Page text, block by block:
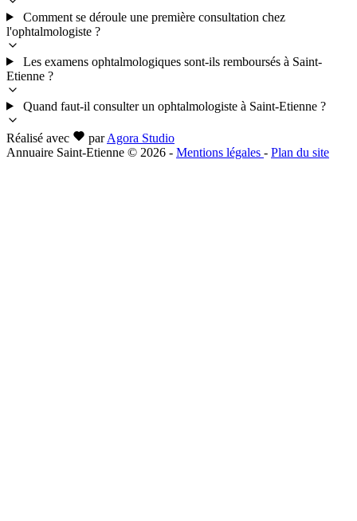
Comment se déroule une première consultation chez
l'ophtalmologiste ?
Les examens ophtalmologiques sont-ils remboursés à Saint-
Etienne ?
Quand faut-il consulter un ophtalmologiste à Saint-Etienne ?
Réalisé avec par Agora Studio
Annuaire Saint-Etienne © 2026 - Mentions légales - Plan du site